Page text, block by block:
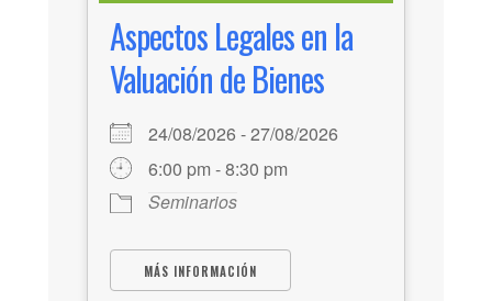
Aspectos Legales en la
Valuación de Bienes
24/08/2026 - 27/08/2026
6:00 pm - 8:30 pm
Seminarios
MÁS INFORMACIÓN